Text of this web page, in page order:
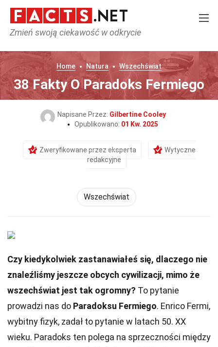
Zmień swoją ciekawość w odkrycie
Home Natura Wszechświat
38 Fakty O Paradoks Fermiego
Napisane Przez: Gilbertine Cooley
Opublikowano: 01 Kw. 2025
Zweryfikowane przez eksperta
Wytyczne
redakcyjne
Wszechświat
Czy kiedykolwiek zastanawiałeś się, dlaczego nie
znaleźliśmy jeszcze obcych cywilizacji, mimo że
wszechświat jest tak ogromny? To pytanie
prowadzi nas do Paradoksu Fermiego. Enrico Fermi,
wybitny fizyk, zadał to pytanie w latach 50. XX
wieku. Paradoks ten polega na sprzeczności między